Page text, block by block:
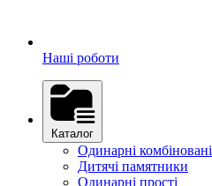
Наші роботи
Каталог
Одинарні комбіновані
Дитячі памятники
Одинарні прості